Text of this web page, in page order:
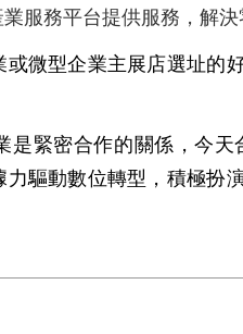
服務平台提供服務，解
微型企業主展店選址的
是緊密合作的關係，今天
驅動數位轉型，積極扮